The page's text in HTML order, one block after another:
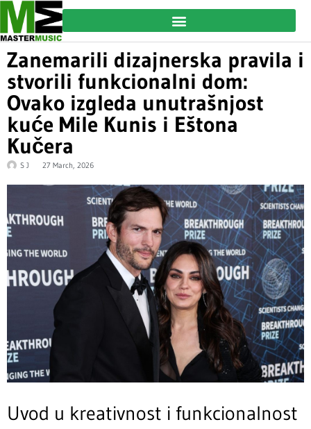
Zanemarili dizajnerska pravila i
stvorili funkcionalni dom:
Ovako izgleda unutrašnjost
kuće Mile Kunis i Eštona
Kučera
S J 27 March, 2026
Uvod u kreativnost i funkcionalnost